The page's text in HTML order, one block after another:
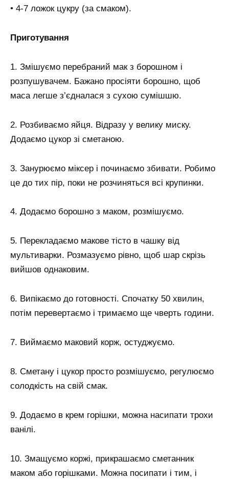
• 4-7 ложок цукру (за смаком).
Приготування
1. Змішуємо перебраний мак з борошном і
розпушувачем. Бажано просіяти борошно, щоб
маса легше з’єдналася з сухою сумішшю.
2. Розбиваємо яйця. Відразу у велику миску.
Додаємо цукор зі сметаною.
3. Занурюємо міксер і починаємо збивати. Робимо
це до тих пір, поки не розчиняться всі крупинки.
4. Додаємо борошно з маком, розмішуємо.
5. Перекладаємо макове тісто в чашку від
мультиварки. Розмазуємо рівно, щоб шар скрізь
вийшов однаковим.
6. Випікаємо до готовності. Спочатку 50 хвилин,
потім перевертаємо і тримаємо ще чверть години.
7. Виймаємо маковий корж, остуджуємо.
8. Сметану і цукор просто розмішуємо, регулюємо
солодкість на свій смак.
9. Додаємо в крем горішки, можна насипати трохи
ванілі.
10. Змащуємо коржі, прикрашаємо сметанник
маком або горішками. Можна посипати і тим, і